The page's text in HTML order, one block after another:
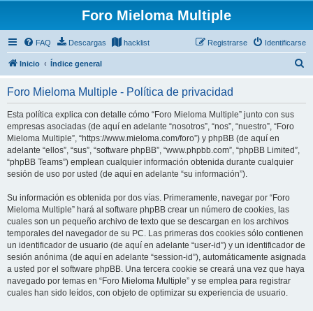
Foro Mieloma Multiple
FAQ Descargas hacklist Identificarse
Registrarse
Inicio Índice general
Foro Mieloma Multiple - Política de privacidad
Esta política explica con detalle cómo “Foro Mieloma Multiple” junto con sus
empresas asociadas (de aquí en adelante “nosotros”, “nos”, “nuestro”, “Foro
Mieloma Multiple”, “https://www.mieloma.com/foro”) y phpBB (de aquí en
adelante “ellos”, “sus”, “software phpBB”, “www.phpbb.com”, “phpBB Limited”,
“phpBB Teams”) emplean cualquier información obtenida durante cualquier
sesión de uso por usted (de aquí en adelante “su información”).
Su información es obtenida por dos vías. Primeramente, navegar por “Foro
Mieloma Multiple” hará al software phpBB crear un número de cookies, las
cuales son un pequeño archivo de texto que se descargan en los archivos
temporales del navegador de su PC. Las primeras dos cookies sólo contienen
un identificador de usuario (de aquí en adelante “user-id”) y un identificador de
sesión anónima (de aquí en adelante “session-id”), automáticamente asignada
a usted por el software phpBB. Una tercera cookie se creará una vez que haya
navegado por temas en “Foro Mieloma Multiple” y se emplea para registrar
cuales han sido leídos, con objeto de optimizar su experiencia de usuario.